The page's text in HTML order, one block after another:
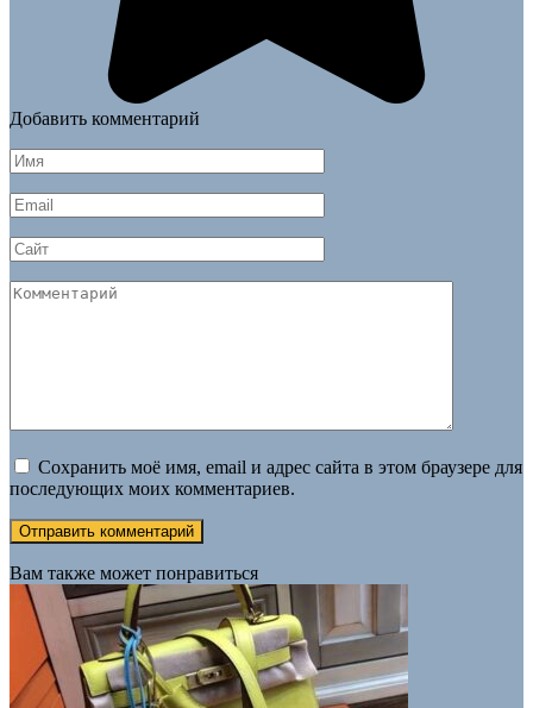
Добавить комментарий
Имя
*
Email
*
Сайт
Комментарий
Сохранить моё имя, email и адрес сайта в этом браузере для
последующих моих комментариев.
Вам также может понравиться